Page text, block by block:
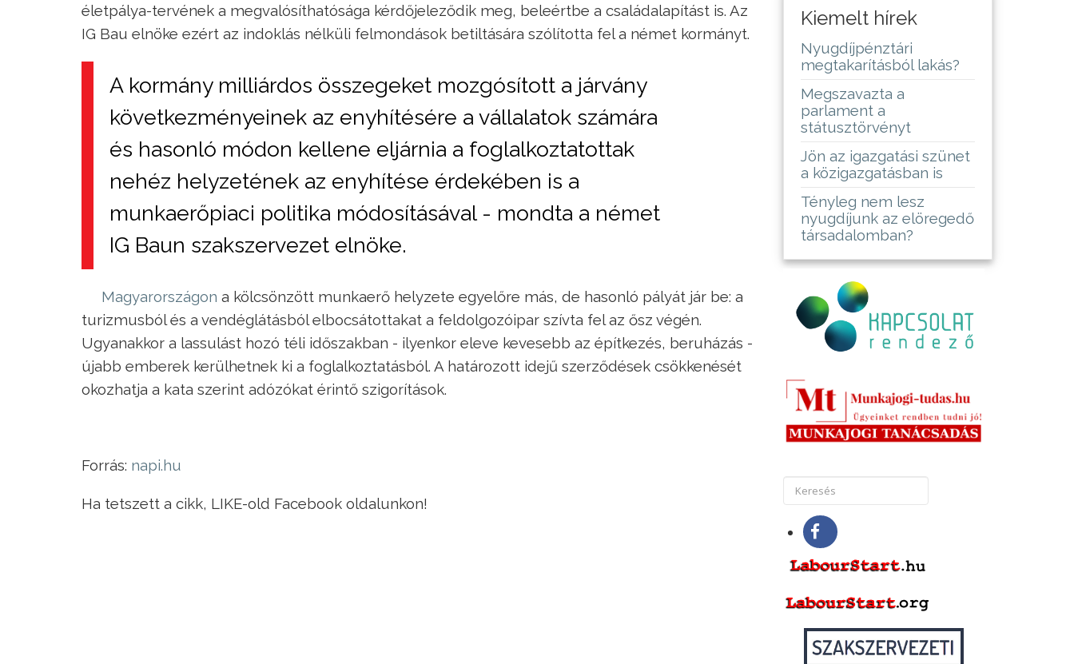
életpálya-tervének a megvalósíthatósága kérdőjeleződik meg, beleértbe a családalapítást is. Az
IG Bau elnöke ezért az indoklás nélküli felmondások betiltására szólította fel a német kormányt.
A kormány milliárdos összegeket mozgósított a járvány
következményeinek az enyhítésére a vállalatok számára
és hasonló módon kellene eljárnia a foglalkoztatottak
nehéz helyzetének az enyhítése érdekében is a
munkaerőpiaci politika módosításával - mondta a német
IG Baun szakszervezet elnöke.
Magyarországon a kölcsönzött munkaerő helyzete egyelőre más, de hasonló pályát jár be: a
turizmusból és a vendéglátásból elbocsátottakat a feldolgozóipar szívta fel az ősz végén.
Ugyanakkor a lassulást hozó téli időszakban - ilyenkor eleve kevesebb az építkezés, beruházás -
újabb emberek kerülhetnek ki a foglalkoztatásból. A határozott idejű szerződések csökkenését
okozhatja a kata szerint adózókat érintő szigorítások.
Forrás: napi.hu
Ha tetszett a cikk, LIKE-old Facebook oldalunkon!
Kiemelt hírek
Nyugdíjpénztári
megtakarításból lakás?
Megszavazta a
parlament a
státusztörvényt
Jön az igazgatási szünet
a közigazgatásban is
Tényleg nem lesz
nyugdíjunk az elöregedő
társadalomban?